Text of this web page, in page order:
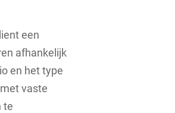
een
afhankelijk
en het type
vaste
te